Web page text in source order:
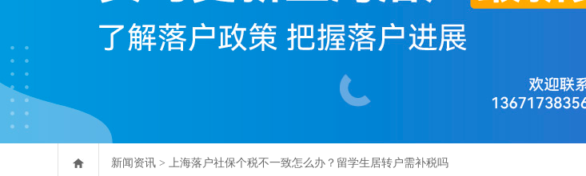
新闻资讯 > 上海落户社保个税不一致怎么办？留学生居转户需补税吗